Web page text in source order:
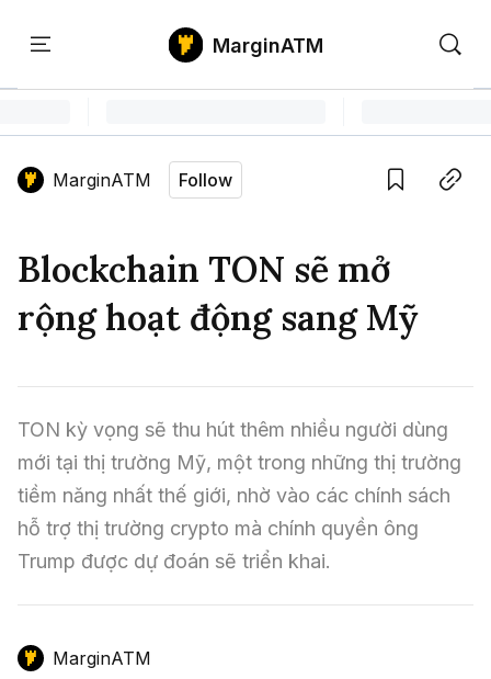
Home
Tin Tức Bitcoin
Tin Tức Altcoin
Tin Tức Thị Trường
Phân Tích Bitcoin
Phân Tích Ethereum
Phân Tích Thị Trường
Kiến Thức
Thuật Ngữ Cơ Bản
Kiến Thức Tổng Hợp
Kinh Nghiệm Đầu Tư
Sàn Giao Dịch
Công Cụ Đầu Tư
Chỉ Báo Kỹ Thuật
Nến & Price Action
Mô Hình Biểu Đồ Giá
Săn Gem
Airdrop
GameFi
Sign in
MarginATM
MarginATM Follow
Blockchain TON sẽ mở
rộng hoạt động sang Mỹ
TON kỳ vọng sẽ thu hút thêm nhiều người dùng
mới tại thị trường Mỹ, một trong những thị trường
tiềm năng nhất thế giới, nhờ vào các chính sách
hỗ trợ thị trường crypto mà chính quyền ông
Trump được dự đoán sẽ triển khai.
MarginATM